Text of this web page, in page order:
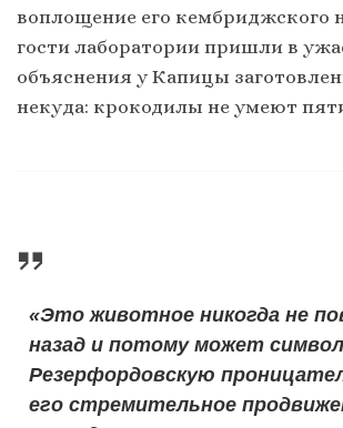
воплощение его кембриджского
гости лаборатории пришли в
объяснения у Капицы
некуда: крокодилы не умеют
«Это животное никогда не
назад и потому может
Резерфордовскую
его стремительное